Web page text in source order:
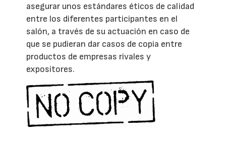
asegurar unos estándares éticos de calidad
entre los diferentes participantes en el
salón, a través de su actuación en caso de
que se pudieran dar casos de copia entre
productos de empresas rivales y
expositores.